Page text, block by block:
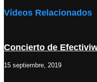
Vídeos Relacionados
Concierto de
15 septiembre, 2019